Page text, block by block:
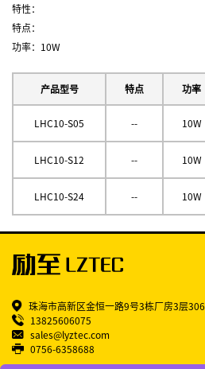
特性：
特点：
功率：10W
产品型号 特点 功率
LHC10-S05 -- 10W
LHC10-S12 -- 10W
LHC10-S24 -- 10W
珠海市高新区金恒一路9号3栋厂房3层306
13825606075
sales@lyztec.com
0756-6358688